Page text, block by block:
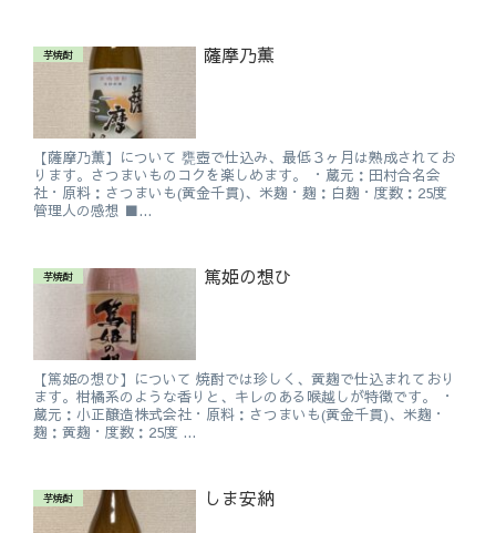
芋焼酎 薩摩乃薫
【薩摩乃薫】について 甕壺で仕込み、最低３ヶ月は熟成されてお
ります。さつまいものコクを楽しめます。 ・蔵元：田村合名会
社・原料：さつまいも(黄金千貫)、米麹・麹：白麹・度数：25度
管理人の感想 ■...
芋焼酎 篤姫の想ひ
【篤姫の想ひ】について 焼酎では珍しく、黄麹で仕込まれており
ます。柑橘系のような香りと、キレのある喉越しが特徴です。 ・
蔵元：小正醸造株式会社・原料：さつまいも(黄金千貫)、米麹・
麹：黄麹・度数：25度 ...
芋焼酎 しま安納